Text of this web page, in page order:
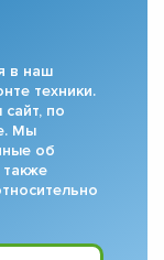
в наш
техники.
по
Мы
об
также